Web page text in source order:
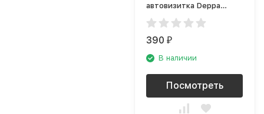
автовизитка Deppa
Parking Card (47200)
390₽
В наличии
Посмотреть